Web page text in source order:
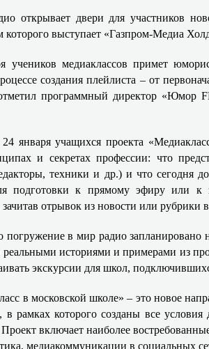
открывает двери для участников
которого выступает «Газпром-Медиа
учеников медиаклассов примет
создания плейлиста – от
программный директор «Юмор
января учащихся проекта
и секретах профессии: что
техники и др.) и что сегодня
подготовки к прямому эфиру или к
отрывок из новости или рубрики
погружение в мир радио запланировано
реальными историями и примерами из
экскурсии для школ,
в московской школе» – это новое
рамках которого созданы все
включает наиболее
медиакоммуникации в социальных